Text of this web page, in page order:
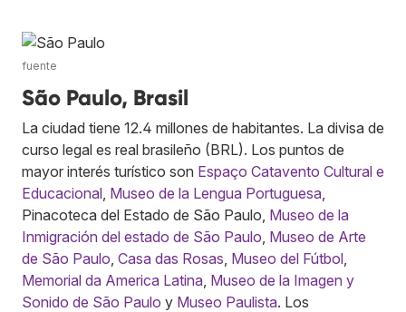
fuente
São Paulo, Brasil
La ciudad tiene 12.4 millones de habitantes. La divisa de
curso legal es real brasileño (BRL). Los puntos de
mayor interés turístico son Espaço Catavento Cultural e
Educacional Museo de la Lengua Portuguesa
Pinacoteca del Estado de São Paulo, Museo de la
Inmigración del estado de São Paulo Museo de Arte
de São Paulo Casa das Rosas Museo del Fútbol
Memorial da America Latina Museo de la Imagen y
Sonido de São Paulo y Museo Paulista. Los